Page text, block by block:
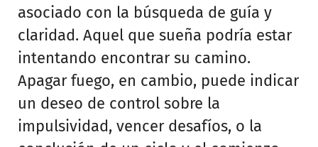
asociado con la búsqueda de guía y
claridad. Aquel que sueña podría estar
intentando encontrar su camino.
Apagar fuego, en cambio, puede indicar
un deseo de control sobre la
impulsividad, vencer desafíos, o la